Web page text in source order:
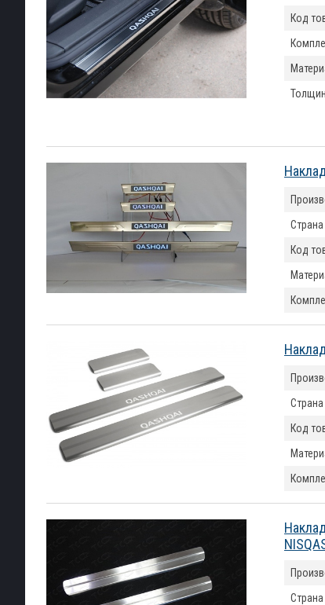
Код
Страна
Код
Страна
Код
Страна